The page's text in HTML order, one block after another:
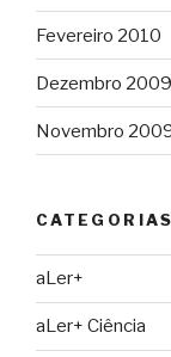
Fevereiro 2010
Dezembro 2009
Novembro
CATEGORIAS
aLer+
aLer+ Ciência